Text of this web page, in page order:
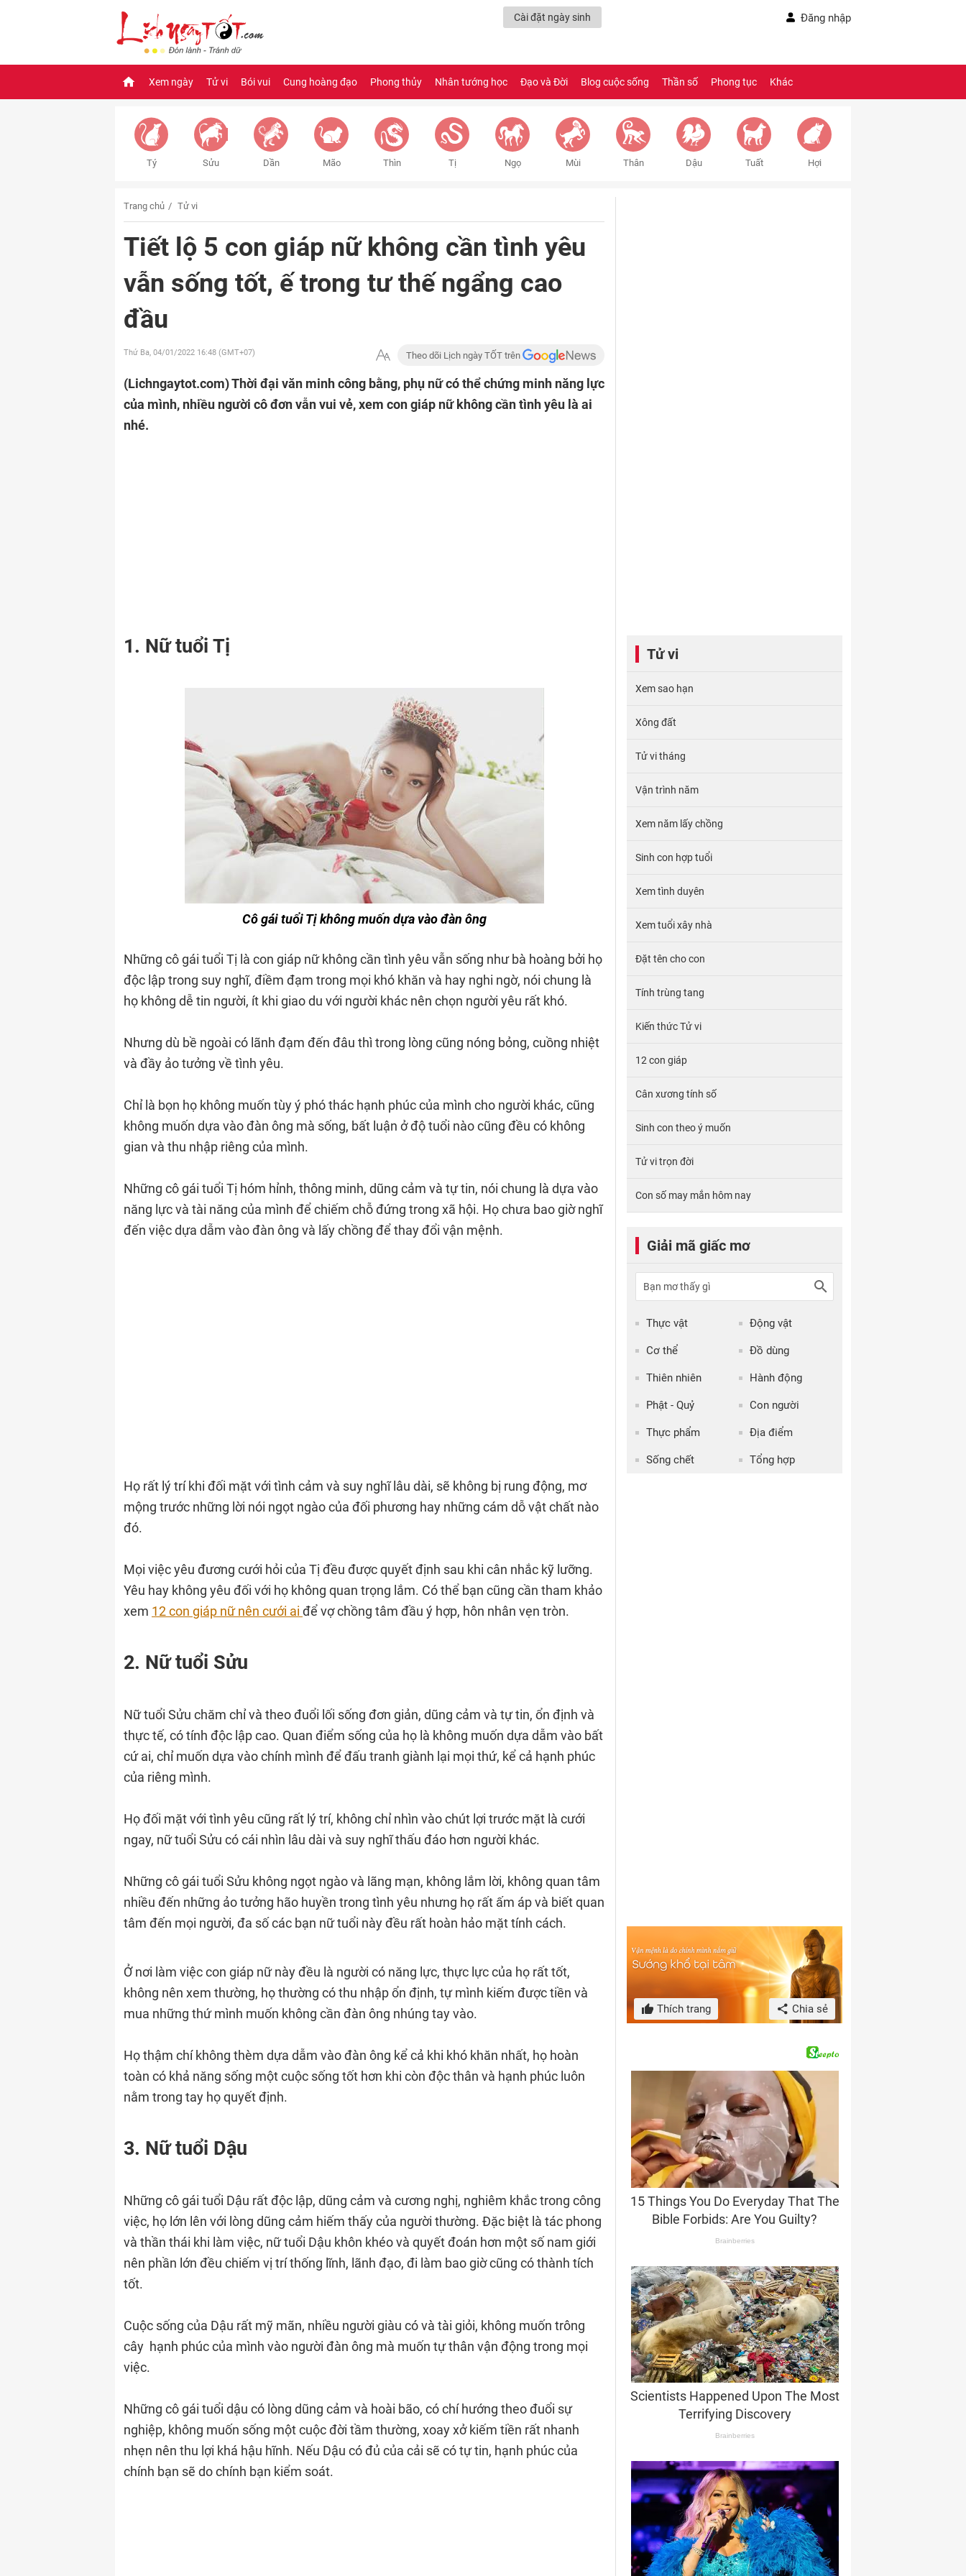
Cài đặt ngày sinh Đăng nhập
Xem ngày Tử vi Bói vui Cung hoàng đạo Phong thủy Nhân tướng học Đạo và Đời Blog cuộc sống Thần số Phong tục Khác
Tý Sửu Dần Mão Thìn Tị Ngọ Mùi Thân Dậu Tuất Hợi
Trang chủ Tử vi
Tiết lộ 5 con giáp nữ không cần tình yêu
vẫn sống tốt, ế trong tư thế ngẩng cao
đầu
Thứ Ba, 04/01/2022 16:48 (GMT+07) Theo dõi Lịch ngày TỐT trên
(Lichngaytot.com)Thời đại văn minh công bằng, phụ nữ có thể chứng minh năng lực
của mình, nhiều người cô đơn vẫn vui vẻ, xem con giáp nữ không cần tình yêu là ai
nhé.
1. Nữ tuổi Tị
Cô gái tuổi Tị không muốn dựa vào đàn ông
Những cô gái tuổi Tị là con giáp nữ không cần tình yêu vẫn sống như bà hoàng bởi họ
độc lập trong suy nghĩ, điềm đạm trong mọi khó khăn và hay nghi ngờ, nói chung là
họ không dễ tin người, ít khi giao du với người khác nên chọn người yêu rất khó.
Nhưng dù bề ngoài có lãnh đạm đến đâu thì trong lòng cũng nóng bỏng, cuồng nhiệt
và đầy ảo tưởng về tình yêu.
Chỉ là bọn họ không muốn tùy ý phó thác hạnh phúc của mình cho người khác, cũng
không muốn dựa vào đàn ông mà sống, bất luận ở độ tuổi nào cũng đều có không
gian và thu nhập riêng của mình.
Những cô gái tuổi Tị hóm hỉnh, thông minh, dũng cảm và tự tin, nói chung là dựa vào
năng lực và tài năng của mình để chiếm chỗ đứng trong xã hội. Họ chưa bao giờ nghĩ
đến việc dựa dẫm vào đàn ông và lấy chồng để thay đổi vận mệnh.
Họ rất lý trí khi đối mặt với tình cảm và suy nghĩ lâu dài, sẽ không bị rung động, mơ
mộng trước những lời nói ngọt ngào của đối phương hay những cám dỗ vật chất nào
đó.
Mọi việc yêu đương cưới hỏi của Tị đều được quyết định sau khi cân nhắc kỹ lưỡng.
Yêu hay không yêu đối với họ không quan trọng lắm. Có thể bạn cũng cần tham khảo
xem 12 con giáp nữ nên cưới ai để vợ chồng tâm đầu ý hợp, hôn nhân vẹn tròn.
2. Nữ tuổi Sửu
Nữ tuổi Sửu chăm chỉ và theo đuổi lối sống đơn giản, dũng cảm và tự tin, ổn định và
thực tế, có tính độc lập cao. Quan điểm sống của họ là không muốn dựa dẫm vào bất
cứ ai, chỉ muốn dựa vào chính mình để đấu tranh giành lại mọi thứ, kể cả hạnh phúc
của riêng mình.
Họ đối mặt với tình yêu cũng rất lý trí, không chỉ nhìn vào chút lợi trước mặt là cưới
ngay, nữ tuổi Sửu có cái nhìn lâu dài và suy nghĩ thấu đáo hơn người khác.
Những cô gái tuổi Sửu không ngọt ngào và lãng mạn, không lắm lời, không quan tâm
nhiều đến những ảo tưởng hão huyền trong tình yêu nhưng họ rất ấm áp và biết quan
tâm đến mọi người, đa số các bạn nữ tuổi này đều rất hoàn hảo mặt tính cách.
Ở nơi làm việc con giáp nữ này đều là người có năng lực, thực lực của họ rất tốt,
không nên xem thường, họ thường có thu nhập ổn định, tự mình kiếm được tiền và
mua những thứ mình muốn không cần đàn ông nhúng tay vào.
Họ thậm chí không thèm dựa dẫm vào đàn ông kể cả khi khó khăn nhất, họ hoàn
toàn có khả năng sống một cuộc sống tốt hơn khi còn độc thân và hạnh phúc luôn
nằm trong tay họ quyết định.
3. Nữ tuổi Dậu
Những cô gái tuổi Dậu rất độc lập, dũng cảm và cương nghị, nghiêm khắc trong công
việc, họ lớn lên với lòng dũng cảm hiếm thấy của người thường. Đặc biệt là tác phong
và thần thái khi làm việc, nữ tuổi Dậu khôn khéo và quyết đoán hơn một số nam giới
nên phần lớn đều chiếm vị trí thống lĩnh, lãnh đạo, đi làm bao giờ cũng có thành tích
tốt.
Cuộc sống của Dậu rất mỹ mãn, nhiều người giàu có và tài giỏi, không muốn trông
cây hạnh phúc của mình vào người đàn ông mà muốn tự thân vận động trong mọi
việc.
Những cô gái tuổi dậu có lòng dũng cảm và hoài bão, có chí hướng theo đuổi sự
nghiệp, không muốn sống một cuộc đời tầm thường, xoay xở kiếm tiền rất nhanh
nhẹn nên thu lợi khá hậu hĩnh. Nếu Dậu có đủ của cải sẽ có tự tin, hạnh phúc của
chính bạn sẽ do chính bạn kiểm soát.
Tử vi
Xem sao hạn
Xông đất
Tử vi tháng
Vận trình năm
Xem năm lấy chồng
Sinh con hợp tuổi
Xem tình duyên
Xem tuổi xây nhà
Đặt tên cho con
Tính trùng tang
Kiến thức Tử vi
12 con giáp
Cân xương tính số
Sinh con theo ý muốn
Tử vi trọn đời
Con số may mắn hôm nay
Giải mã giấc mơ
Thực vật Động vật
Cơ thể Đồ dùng
Thiên nhiên Hành động
Phật - Quỷ Con người
Thực phẩm Địa điểm
Sống chết Tổng hợp
Thích trang Chia sẻ